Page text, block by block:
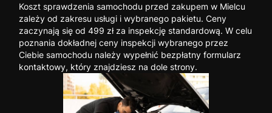
Koszt sprawdzenia samochodu przed zakupem w Mielcu
zależy od zakresu usługi i wybranego pakietu. Ceny
zaczynają się od 499 zł za inspekcję standardową. W celu
poznania dokładnej ceny inspekcji wybranego przez
Ciebie samochodu należy wypełnić bezpłatny formularz
kontaktowy, który znajdziesz na dole strony.